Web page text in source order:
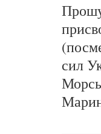
сил